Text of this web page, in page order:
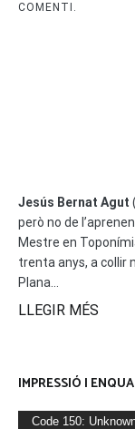
COMENTI.
Jesús Bernat Agut
però no de
Mestre en
trenta anys, a collir
Plana...
LLEGIR MÉS
IMPRESSIÓ I
Reproductor
Code 150: